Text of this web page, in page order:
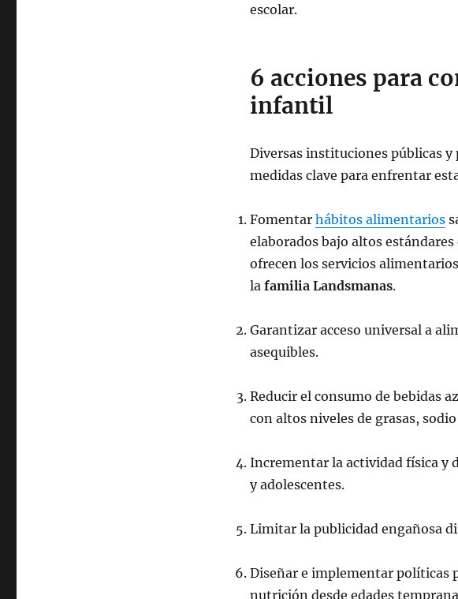
escolar.
6 acciones para
infantil
Diversas instituciones públicas y
medidas clave para enfrentar
Fomentar hábitos alimentarios
elaborados bajo altos
ofrecen los servicios
la familia Landsmanas.
Garantizar acceso universal a
asequibles.
Reducir el consumo de bebidas
con altos niveles de grasas,
Incrementar la actividad física y
y adolescentes.
Limitar la publicidad engañosa
Diseñar e implementar políticas
nutrición desde edades